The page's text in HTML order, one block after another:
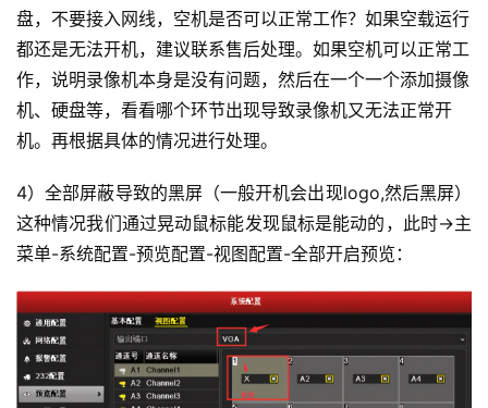
盘，不要接入网线，空机是否可以正常工作？如果空载运行
都还是无法开机，建议联系售后处理。如果空机可以正常工
作，说明录像机本身是没有问题，然后在一个一个添加摄像
机、硬盘等，看看哪个环节出现导致录像机又无法正常开
机。再根据具体的情况进行处理。
4）全部屏蔽导致的黑屏（一般开机会出现logo,然后黑屏）
这种情况我们通过晃动鼠标能发现鼠标是能动的，此时→主
菜单-系统配置-预览配置-视图配置-全部开启预览：